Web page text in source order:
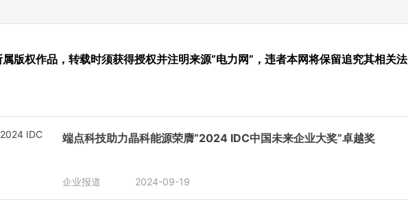
属版权作品，转载时须获得授权并注明来源“电力网”，违者本网将保留追究其相关法
端点科技助力晶科能源荣膺“2024 IDC中国未来企业大奖”卓越奖
企业报道 2024-09-19